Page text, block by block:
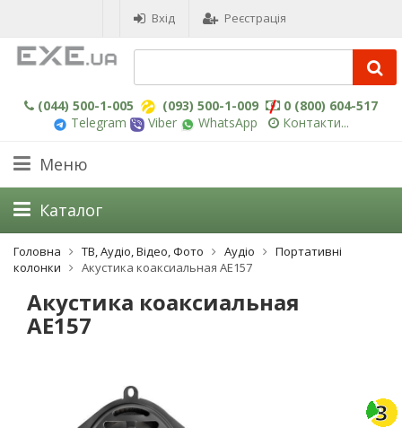
Вхід Реєстрація
(044) 500-1-005 (093) 500-1-009
0 (800) 604-517
Telegram
Viber WhatsApp Контакти...
Меню
Головна ТВ, Аудіо, Відео, Фото Аудіо
Портативні
колонки
Акустика коаксиальная AE157
Акустика коаксиальная
AE157
3
Каталог